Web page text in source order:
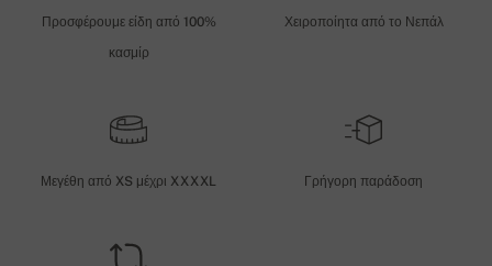
Προσφέρουμε είδη από 100%
κασμίρ
Χειροποίητα από το Νεπάλ
Μεγέθη από XS μέχρι XXXXL Γρήγορη παράδοση